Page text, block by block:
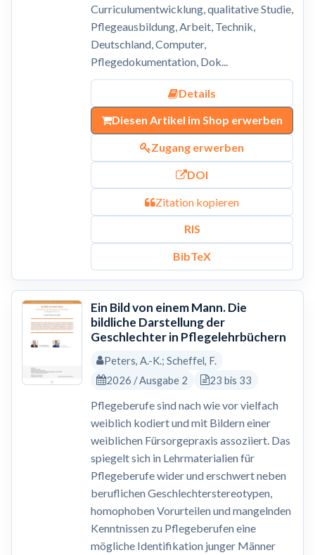
Curriculumentwicklung, qualitative Studie,
Pflegeausbildung, Arbeit, Technik,
Deutschland, Computer,
Pflegedokumentation, Dok...
Details
Diesen Artikel im Shop erwerben
Zugang erwerben
DOI
Zitation kopieren
RIS
BibTeX
Ein Bild von einem Mann. Die
bildliche Darstellung der
Geschlechter in Pflegelehrbüchern
Peters, A.-K.; Scheffel, F.
2026 / Ausgabe 2
23 bis 33
Pflegeberufe sind nach wie vor vielfach
weiblich kodiert und mit Bildern einer
weiblichen Fürsorgepraxis assoziiert. Das
spiegelt sich in Lehrmaterialien für
Pflegeberufe wider und erschwert neben
beruflichen Geschlechterstereotypen,
homophoben Vorurteilen und mangelnden
Kenntnissen zu Pflegeberufen eine
mögliche Identifikation junger Männer